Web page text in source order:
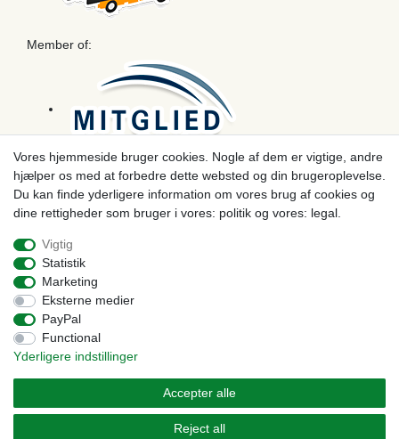
Member of:
Betaling
Withdraw from contract here Kontakt
Vores hjemmeside bruger cookies. Nogle af dem er vigtige, andre
hjælper os med at forbedre dette websted og din brugeroplevelse.
Du kan finde yderligere information om vores brug af cookies og
dine rettigheder som bruger i vores: politik og vores: legal.
Vigtig
Statistik
Marketing
Eksterne medier
PayPal
Functional
Yderligere indstillinger
Accepter alle
Reject all